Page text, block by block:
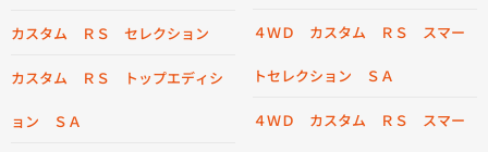
カスタム ＲＳ セレクション
カスタム ＲＳ トップエディシ
ョン ＳＡ
４ＷＤ カスタム ＲＳ スマー
トセレクション ＳＡ
４ＷＤ カスタム ＲＳ スマー